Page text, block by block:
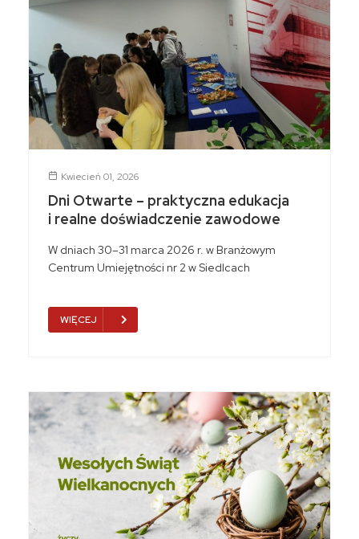
Kwiecień 01, 2026
Dni Otwarte – praktyczna edukacja
i realne doświadczenie zawodowe
W dniach 30–31 marca 2026 r. w Branżowym
Centrum Umiejętności nr 2 w Siedlcach
WIĘCEJ